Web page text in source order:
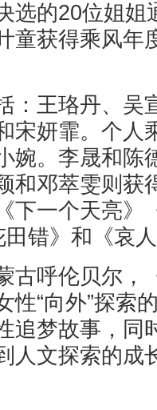
选的20位姐姐
童获得乘风年
王珞丹、吴
宋妍霏。个人
婉。李晟和陈
和邓萃雯则获
下一个天亮》
错》和《哀
呼伦贝尔，
性“向外”探索
追梦故事，同
人文探索的成